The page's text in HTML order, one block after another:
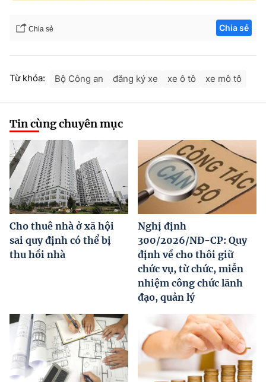
Chia sẻ Chia sẻ
Từ khóa: Bộ Công an đăng ký xe xe ô tô xe mô tô
Tin cùng chuyên mục
Cho thuê nhà ở xã hội
sai quy định có thể bị
thu hồi nhà
Nghị định
300/2026/NĐ-CP: Quy
định về cho thôi giữ
chức vụ, từ chức, miễn
nhiệm công chức lãnh
đạo, quản lý